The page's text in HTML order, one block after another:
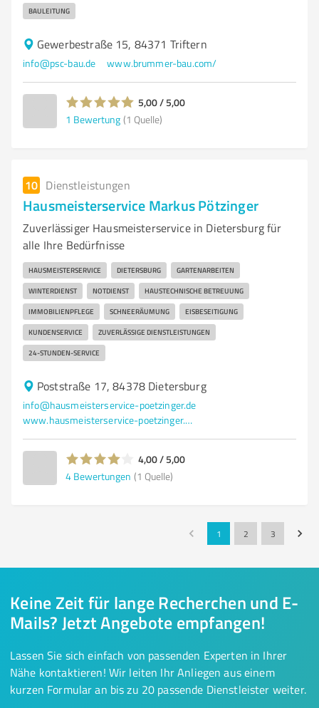
BAULEITUNG
Gewerbestraße 15, 84371 Triftern
info@psc-bau.de www.brummer-bau.com/
5,00 / 5,00
1 Bewertung (1 Quelle)
10 Dienstleistungen
Hausmeisterservice Markus Pötzinger
Zuverlässiger Hausmeisterservice in Dietersburg für
alle Ihre Bedürfnisse
HAUSMEISTERSERVICE DIETERSBURG GARTENARBEITEN
WINTERDIENST NOTDIENST HAUSTECHNISCHE BETREUUNG
IMMOBILIENPFLEGE SCHNEERÄUMUNG EISBESEITIGUNG
KUNDENSERVICE ZUVERLÄSSIGE DIENSTLEISTUNGEN
24-STUNDEN-SERVICE
Poststraße 17, 84378 Dietersburg
info@hausmeisterservice-poetzinger.de
www.hausmeisterservice-poetzinger.de/
4,00 / 5,00
4 Bewertungen (1 Quelle)
1 2 3
Keine Zeit für lange Recherchen und E-
Mails? Jetzt Angebote empfangen!
Lassen Sie sich einfach von passenden Experten in Ihrer
Nähe kontaktieren! Wir leiten Ihr Anliegen aus einem
kurzen Formular an bis zu 20 passende Dienstleister weiter.